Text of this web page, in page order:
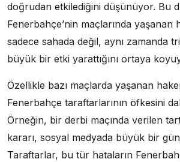
doğrudan etkilediğini düşünüyor. Bu
Fenerbahçe’nin maçlarında yaşanan
sadece sahada değil, aynı zamanda
büyük bir etki yarattığını ortaya
Özellikle bazı maçlarda yaşanan
Fenerbahçe taraftarlarının öfkesini
Örneğin, bir derbi maçında verilen
kararı, sosyal medyada büyük bir
Taraftarlar, bu tür hataların